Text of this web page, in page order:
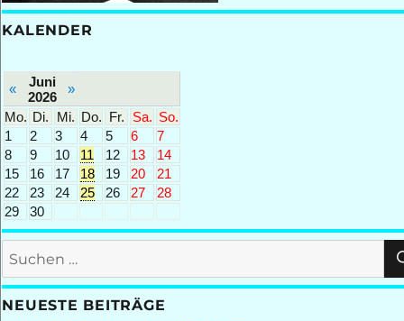
KALENDER
«
Juni
2026
»
Mo. Di. Mi. Do. Fr. Sa. So.
1
2 3 4 5 6
7
8
9 10 11 12 13
14
15
16 17 18 19 20
21
22
23 24 25 26 27
28
29
30
Suchen
nach:
NEUESTE BEITRÄGE